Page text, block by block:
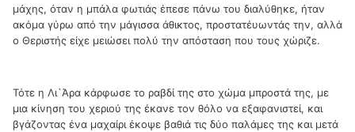
μάχης, όταν η μπάλα φωτιάς έπεσε πάνω του διαλύθηκε, ήταν
ακόμα γύρω από την μάγισσα άθικτος, προστατέυωντάς την, αλλά
ο Θεριστής είχε μειώσει πολύ την απόσταση που τους χώριζε.
Τότε η Λι`Άρα κάρφωσε το ραβδί της στο χώμα μπροστά της, με
μια κίνηση του χεριού της έκανε τον θόλο να εξαφανιστεί, και
βγάζοντας ένα μαχαίρι έκοψε βαθιά τις δύο παλάμες της και μετά